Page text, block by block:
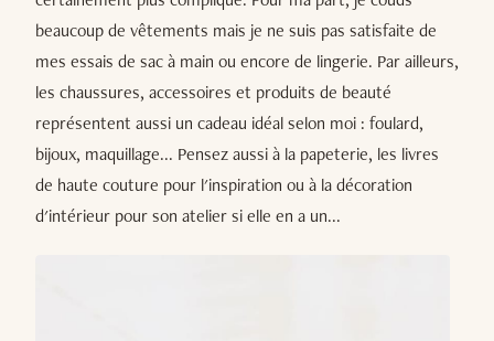
beaucoup de vêtements mais je ne suis pas satisfaite de
mes essais de sac à main ou encore de lingerie. Par ailleurs,
les chaussures, accessoires et produits de beauté
représentent aussi un cadeau idéal selon moi : foulard,
bijoux, maquillage... Pensez aussi à la papeterie, les livres
de haute couture pour l'inspiration ou à la décoration
d'intérieur pour son atelier si elle en a un...